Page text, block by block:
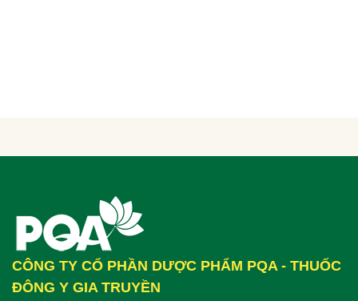
CÔNG TY CỔ PHẦN DƯỢC PHẨM PQA - THUỐC
ĐÔNG Y GIA TRUYỀN